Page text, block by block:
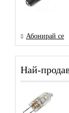
Абонирай се
Най-